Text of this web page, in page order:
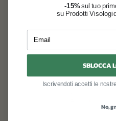
-15%sul tuo
su Prodotti
Email
SBLOCCA
Iscrivendoti accetti le
No,